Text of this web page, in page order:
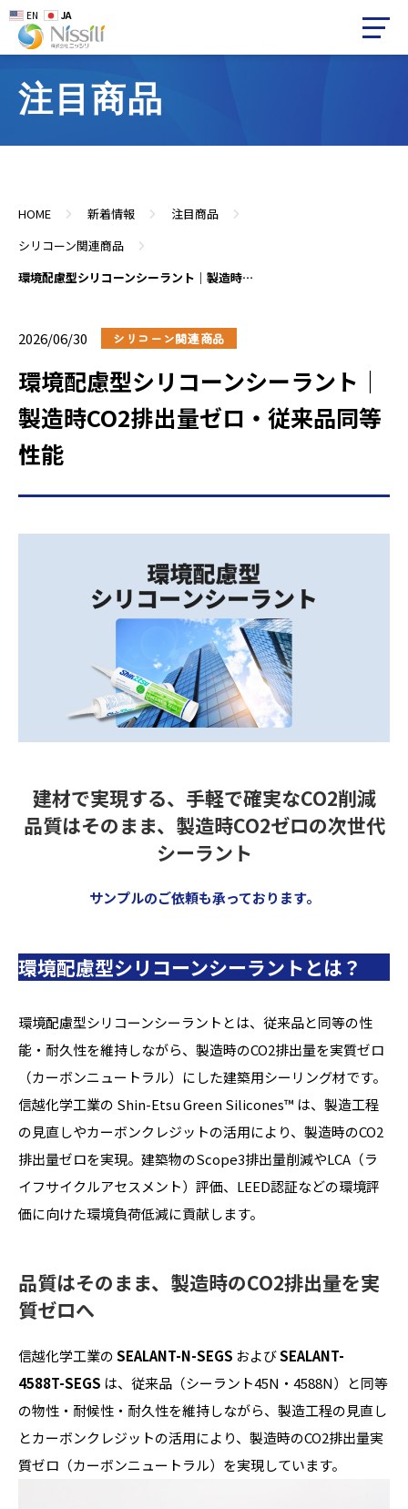
注目商品
HOME 新着情報
注目商品
シリコーン関連商品
環境配慮型シリコーンシーラント｜製造時CO2排出量ゼロ・従来品同等性能
2026/06/30 シリコーン関連商品
環境配慮型シリコーンシーラント｜
製造時CO2排出量ゼロ・従来品同等
性能
建材で実現する、手軽で確実なCO2削減
品質はそのまま、製造時CO2ゼロの次世代
シーラント
サンプルのご依頼も承っております。
環境配慮型シリコーンシーラントとは？
環境配慮型シリコーンシーラントとは、従来品と同等の性
能・耐久性を維持しながら、製造時のCO2排出量を実質ゼロ
（カーボンニュートラル）にした建築用シーリング材です。
信越化学工業の Shin-Etsu Green Silicones™ は、製造工程
の見直しやカーボンクレジットの活用により、製造時のCO2
排出量ゼロを実現。建築物のScope3排出量削減やLCA（ラ
イフサイクルアセスメント）評価、LEED認証などの環境評
価に向けた環境負荷低減に貢献します。
品質はそのまま、製造時のCO2排出量を実
質ゼロへ
信越化学工業のSEALANT-N-SEGS およびSEALANT-
4588T-SEGS は、従来品（シーラント45N・4588N）と同等
の物性・耐候性・耐久性を維持しながら、製造工程の見直し
とカーボンクレジットの活用により、製造時のCO2排出量実
質ゼロ（カーボンニュートラル）を実現しています。
EN JA